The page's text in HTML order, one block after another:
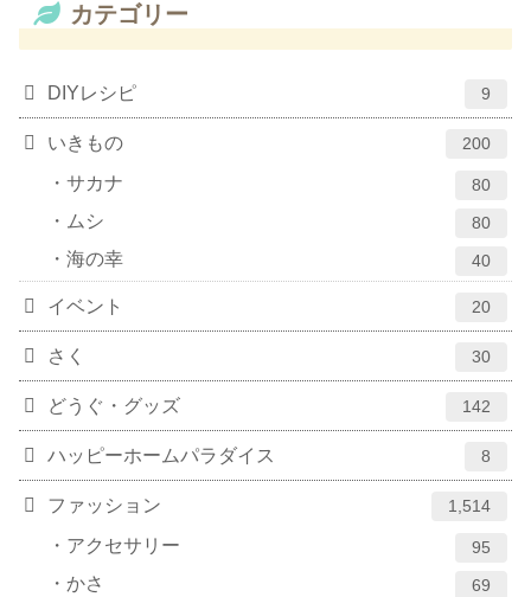
カテゴリー
DIYレシピ 9
いきもの 200
サカナ 80
ムシ 80
海の幸 40
イベント 20
さく 30
どうぐ・グッズ 142
ハッピーホームパラダイス 8
ファッション 1,514
アクセサリー 95
かさ 69